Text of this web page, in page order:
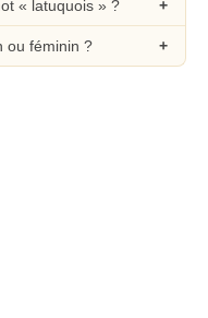
« latuquois » ?
ou féminin ?